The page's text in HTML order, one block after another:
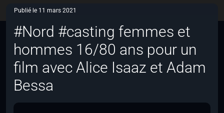
Publié le 11 mars 2021
#Nord #casting femmes et
hommes 16/80 ans pour un
film avec Alice Isaaz et Adam
Bessa